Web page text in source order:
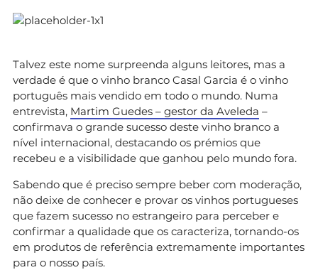
Talvez este nome surpreenda alguns leitores, mas a
verdade é que o vinho branco Casal Garcia é o vinho
português mais vendido em todo o mundo. Numa
entrevista, Martim Guedes – gestor da Aveleda –
confirmava o grande sucesso deste vinho branco a
nível internacional, destacando os prémios que
recebeu e a visibilidade que ganhou pelo mundo fora.
Sabendo que é preciso sempre beber com moderação,
não deixe de conhecer e provar os vinhos portugueses
que fazem sucesso no estrangeiro para perceber e
confirmar a qualidade que os caracteriza, tornando-os
em produtos de referência extremamente importantes
para o nosso país.